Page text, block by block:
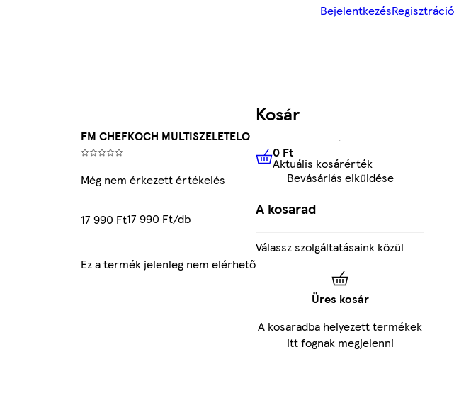
BejelentkezésRegisztráció
FM CHEFKOCH MULTISZELETELO
Még nem érkezett értékelés
17 990 Ft17 990 Ft/db
Ez a termék jelenleg nem elérhető
Kosár
0 FtAktuális kosárérték
0 Ft
Aktuális kosárérték
Bevásárlás elküldése
A kosarad
Válassz szolgáltatásaink közül
Üres kosár
A kosaradba helyezett termékek
itt fognak megjelenni